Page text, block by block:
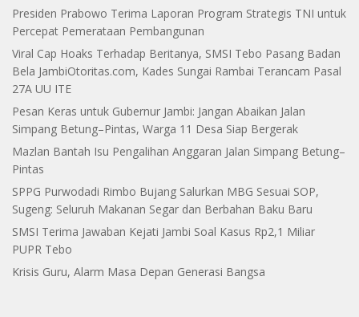
Presiden Prabowo Terima Laporan Program Strategis TNI untuk
Percepat Pemerataan Pembangunan
Viral Cap Hoaks Terhadap Beritanya, SMSI Tebo Pasang Badan
Bela JambiOtoritas.com, Kades Sungai Rambai Terancam Pasal
27A UU ITE
Pesan Keras untuk Gubernur Jambi: Jangan Abaikan Jalan
Simpang Betung–Pintas, Warga 11 Desa Siap Bergerak
Mazlan Bantah Isu Pengalihan Anggaran Jalan Simpang Betung–
Pintas
SPPG Purwodadi Rimbo Bujang Salurkan MBG Sesuai SOP,
Sugeng: Seluruh Makanan Segar dan Berbahan Baku Baru
SMSI Terima Jawaban Kejati Jambi Soal Kasus Rp2,1 Miliar
PUPR Tebo
Krisis Guru, Alarm Masa Depan Generasi Bangsa